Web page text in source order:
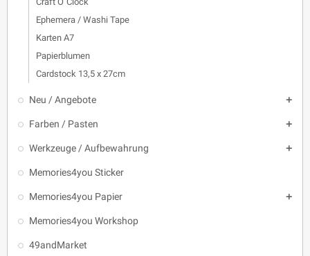
Ephemera / Washi Tape
Karten A7
Papierblumen
Cardstock 13,5 x 27cm
Neu / Angebote 
Farben / Pasten 
Werkzeuge / Aufbewahrung 
Memories4you Sticker
Memories4you Papier 
Memories4you Workshop
49andMarket